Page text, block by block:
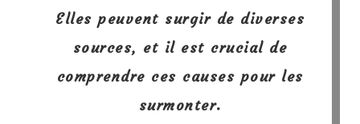
Elles peuvent surgir de diverses
sources, et il est crucial de
comprendre ces causes pour les
surmonter.